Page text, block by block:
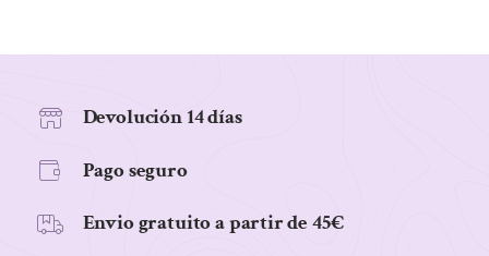
CAPS
Devolución 14 días
Pago seguro
Envio gratuito a partir de 45€